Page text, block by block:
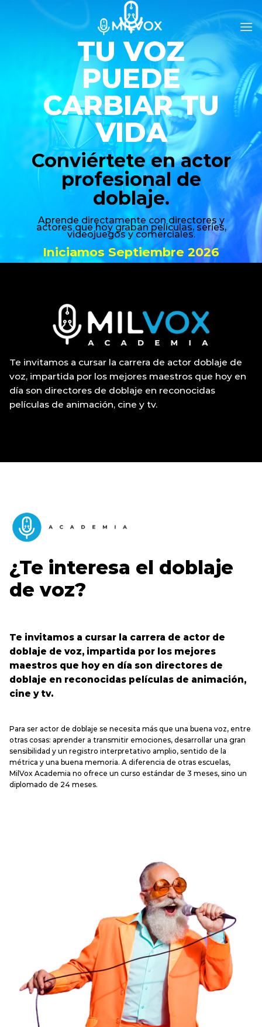
TU VOZ
PUEDE
CARBIAR TU
VIDA
Conviértete en actor
profesional de
doblaje.
Aprende directamente con directores y
actores que hoy graban películas, series,
videojuegos y comerciales.
Iniciamos Septiembre 2026
Te invitamos a cursar la carrera de actor doblaje de
voz, impartida por los mejores maestros que hoy en
día son directores de doblaje en reconocidas
películas de animación, cine y tv.
¿Te interesa el doblaje
de voz?
Te invitamos a cursar la carrera de actor de
doblaje de voz, impartida por los mejores
maestros que hoy en día son directores de
doblaje en reconocidas películas de animación,
cine y tv.
Para ser actor de doblaje se necesita más que una buena voz, entre
otras cosas: aprender a transmitir emociones, desarrollar una gran
sensibilidad y un registro interpretativo amplio, sentido de la
métrica y una buena memoria. A diferencia de otras escuelas,
MilVox Academia no ofrece un curso estándar de 3 meses, sino un
diplomado de 24 meses.